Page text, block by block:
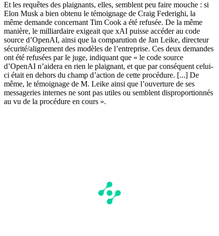
Et les requêtes des plaignants, elles, semblent peu faire mouche : si
Elon Musk a bien obtenu le témoignage de Craig Federighi, la
même demande concernant Tim Cook a été refusée. De la même
manière, le milliardaire exigeait que xAI puisse accéder au code
source d’OpenAI, ainsi que la comparution de Jan Leike, directeur
sécurité/alignement des modèles de l’entreprise. Ces deux demandes
ont été refusées par le juge, indiquant que « le code source
d’OpenAI n’aidera en rien le plaignant, et que par conséquent celui-
ci était en dehors du champ d’action de cette procédure. [...] De
même, le témoignage de M. Leike ainsi que l’ouverture de ses
messageries internes ne sont pas utiles ou semblent disproportionnés
au vu de la procédure en cours ».